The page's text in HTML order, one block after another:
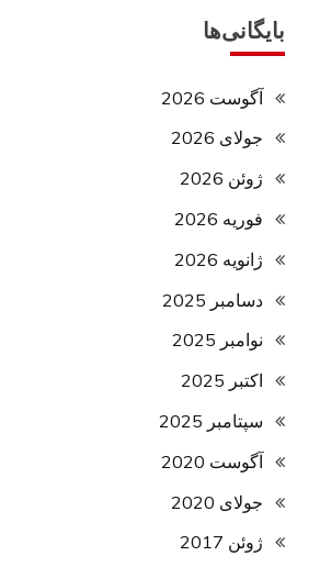
بایگانی‌ها
آگوست 2026
جولای 2026
ژوئن 2026
فوریه 2026
ژانویه 2026
دسامبر 2025
نوامبر 2025
اکتبر 2025
سپتامبر 2025
آگوست 2020
جولای 2020
ژوئن 2017